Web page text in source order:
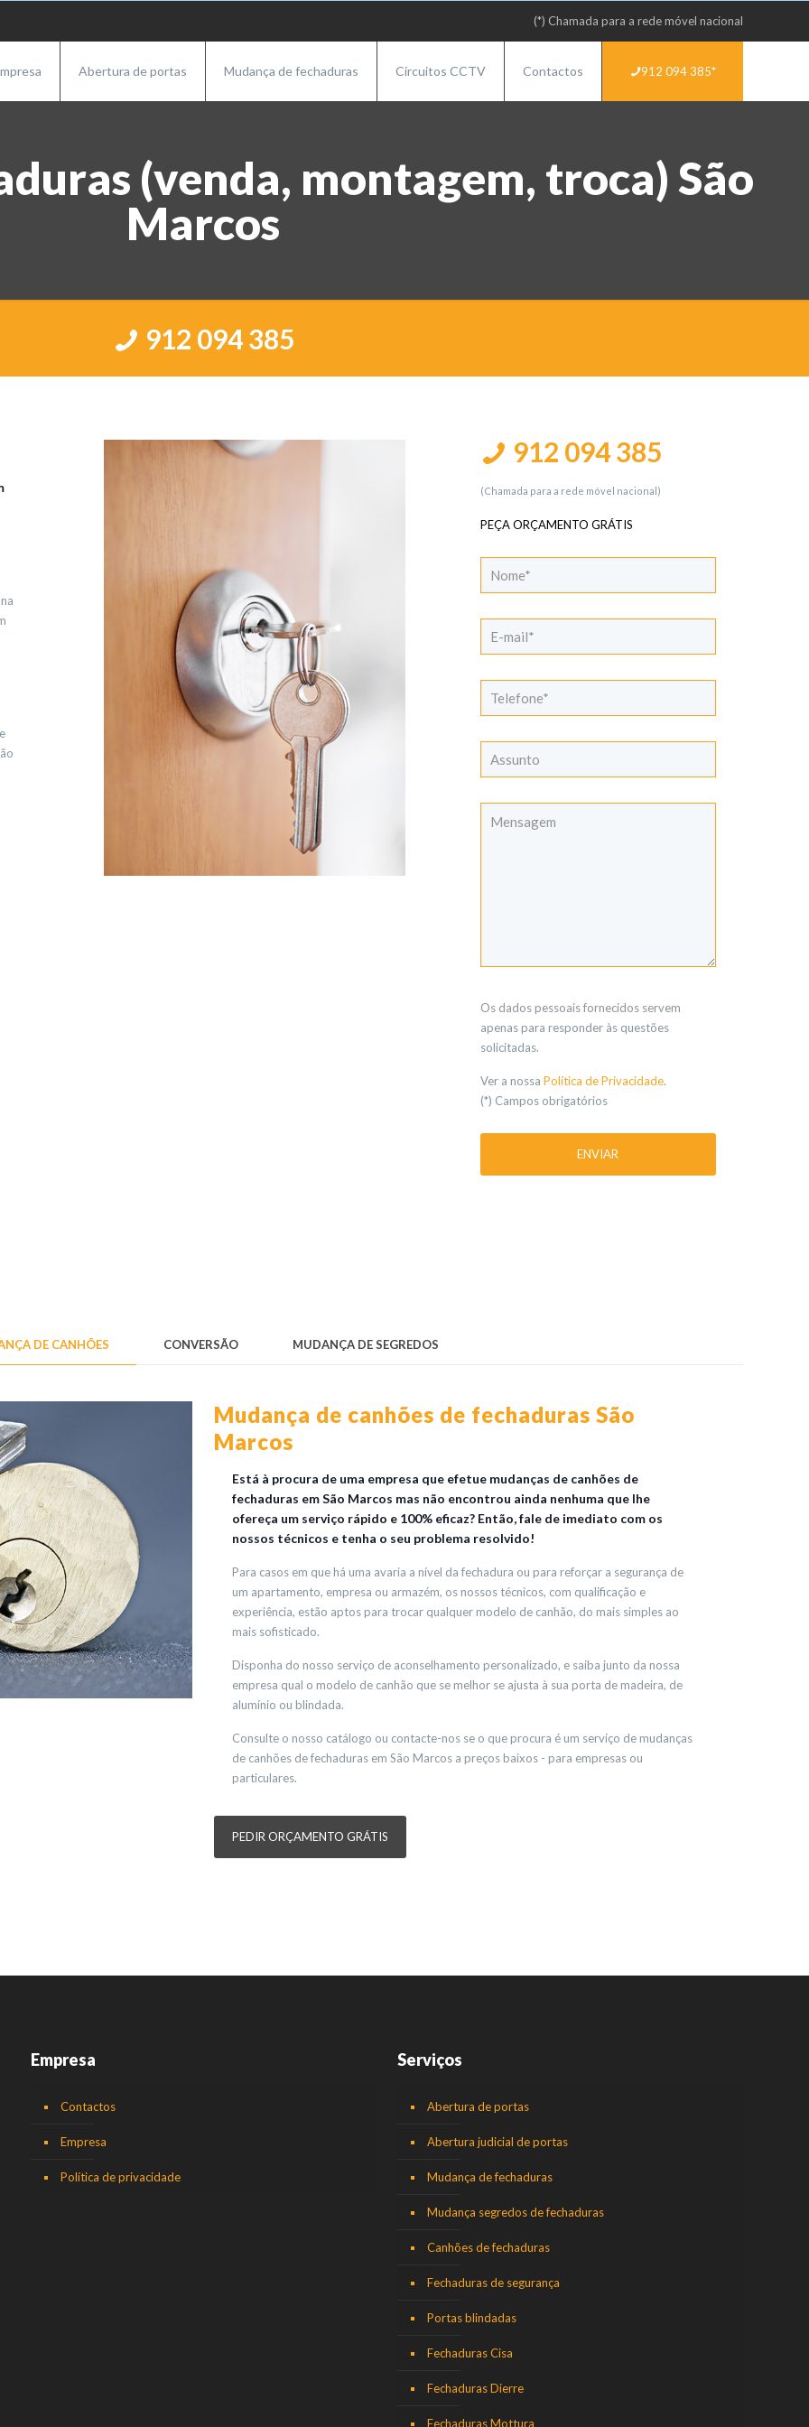
(*) Chamada para a rede móvel nacional
Abertura de portas Mudança de fechaduras Circuitos CCTV Contactos 912 094 385*
(venda, montagem, troca) São
Marcos
912 094 385
912 094 385
(Chamada para a rede móvel nacional)
PEÇA ORÇAMENTO GRÁTIS
Os dados pessoais fornecidos servem
apenas para responder às questões
solicitadas.
Ver a nossa Política de Privacidade.
(*) Campos obrigatórios
DE CANHÕES CONVERSÃO MUDANÇA DE SEGREDOS
Mudança de canhões de fechaduras São
Marcos
Está à procura de uma empresa que efetue mudanças de canhões de
fechaduras em São Marcos mas não encontrou ainda nenhuma que lhe
ofereça um serviço rápido e 100% eficaz? Então, fale de imediato com os
nossos técnicos e tenha o seu problema resolvido!
Para casos em que há uma avaria a nível da fechadura ou para reforçar a segurança de
um apartamento, empresa ou armazém, os nossos técnicos, com qualificação e
experiência, estão aptos para trocar qualquer modelo de canhão, do mais simples ao
mais sofisticado.
Disponha do nosso serviço de aconselhamento personalizado, e saiba junto da nossa
empresa qual o modelo de canhão que se melhor se ajusta à sua porta de madeira, de
alumínio ou blindada.
Consulte o nosso catálogo ou contacte-nos se o que procura é um serviço de mudanças
de canhões de fechaduras em São Marcos a preços baixos - para empresas ou
particulares.
PEDIR ORÇAMENTO GRÁTIS
Empresa
Contactos
Empresa
Política de privacidade
Serviços
Abertura de portas
Abertura judicial de portas
Mudança de fechaduras
Mudança segredos de fechaduras
Canhões de fechaduras
Fechaduras de segurança
Portas blindadas
Fechaduras Cisa
Fechaduras Dierre
Fechaduras Mottura